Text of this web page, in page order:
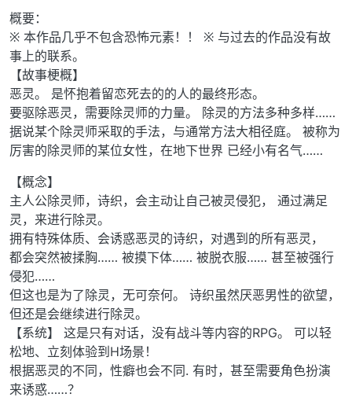
概要：
※ 本作品几乎不包含恐怖元素！！ ※ 与过去的作品没有故
事上的联系。
【故事梗概】
恶灵。 是怀抱着留恋死去的的人的最终形态。
要驱除恶灵，需要除灵师的力量。 除灵的方法多种多样……
据说某个除灵师采取的手法，与通常方法大相径庭。 被称为
厉害的除灵师的某位女性，在地下世界 已经小有名气……
【概念】
主人公除灵师，诗织，会主动让自己被灵侵犯， 通过满足
灵，来进行除灵。
拥有特殊体质、会诱惑恶灵的诗织，对遇到的所有恶灵，
都会突然被揉胸…… 被摸下体…… 被脱衣服…… 甚至被强行
侵犯……
但这也是为了除灵，无可奈何。 诗织虽然厌恶男性的欲望，
但还是会继续进行除灵。
【系统】 这是只有对话，没有战斗等内容的RPG。 可以轻
松地、立刻体验到H场景！
根据恶灵的不同，性癖也会不同. 有时，甚至需要角色扮演
来诱惑……？